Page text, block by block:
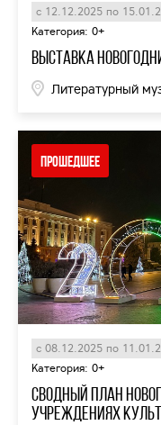
с 12.12.2025 по
Категория: 0+
Выставка
Литературный
Прошедшее
с 08.12.2025 по
Категория: 0+
Сводный план
учреждениях